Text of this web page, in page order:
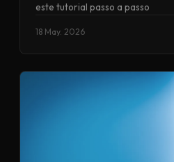
este tutorial passo a passo
18 May. 2026